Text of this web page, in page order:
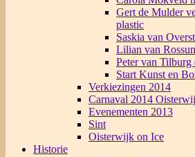
Gert de Mulder
plastic
Saskia van
Lilian van
Peter van Tilburg
Start Kunst en
Verkiezingen 2014
Carnaval 2014
Evenementen 2013
Sint
Oisterwijk on Ice
Historie